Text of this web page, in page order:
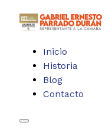
Inicio
Historia
Blog
Contacto